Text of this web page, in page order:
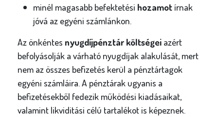
minél magasabb befektetési hozamotírnak
jóvá az egyéni számlánkon.
Az önkéntes nyugdíjpénztár költségeiazért
befolyásolják a várható nyugdíjak alakulását, mert
nem az összes befizetés kerül a pénztártagok
egyéni számláira. A pénztárak ugyanis a
befizetésekből fedezik működési kiadásaikat,
valamint likviditási célú tartalékot is képeznek.